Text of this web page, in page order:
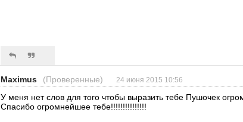
Maximus (Проверенные) 24 июня 2015 10:56
У меня нет слов для того чтобы выразить тебе Пушочек
Спасибо огромнейшее тебе!!!!!!!!!!!!!!!